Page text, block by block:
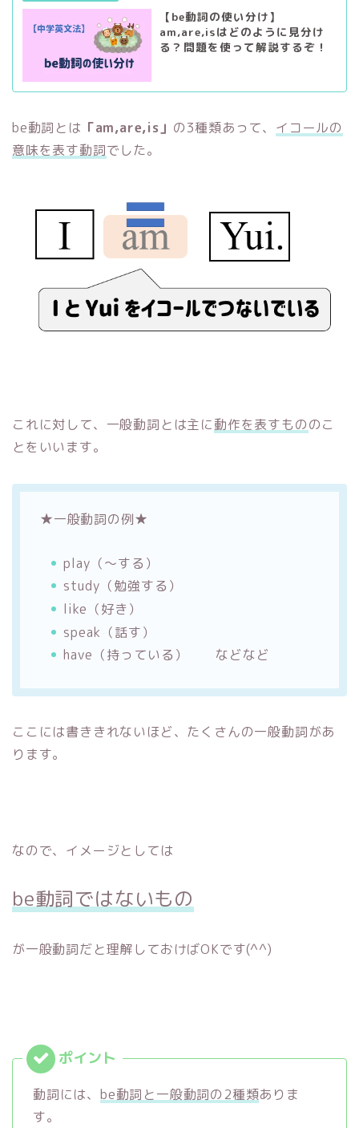
【be動詞の使い分け】
am,are,isはどのように見分け
る？問題を使って解説するぞ！
be動詞とは 「am,are,is」 の3種類あって、 イコールの
意味を表す動詞でした。
これに対して、一般動詞とは主に動作を表すもののこ
とをいいます。
★一般動詞の例★
play（～する）
study（勉強する）
like（好き）
speak（話す）
have（持っている） などなど
ここには書ききれないほど、たくさんの一般動詞があ
ります。
なので、イメージとしては
be動詞ではないもの
が一般動詞だと理解しておけばOKです(^^)
動詞には、 be動詞と一般動詞の2種類ありま
す。